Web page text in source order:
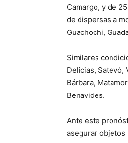
Camargo, y de
de dispersas a
Guachochi,
Similares
Delicias, Satevó,
Bárbara,
Benavides.
Ante este
asegurar objetos